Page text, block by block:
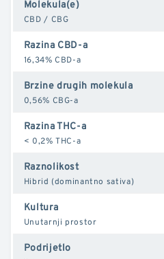
Molekula(e)
CBD / CBG
Razina CBD-a
16,34% CBD-a
Brzine drugih molekula
0,56% CBG-a
Razina THC-a
< 0,2% THC-a
Raznolikost
Hibrid (dominantno sativa)
Kultura
Unutarnji prostor
Podrijetlo